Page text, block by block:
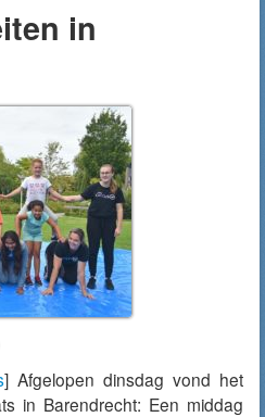
in
] Afgelopen dinsdag vond het
in Barendrecht: Een middag